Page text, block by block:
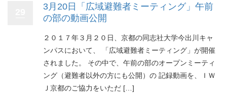
3月20日「広域避難者ミーティング」午前
の部の動画公開
２０１７年３月２０日、京都の同志社大学今出川キャ
ンパスにおいて、 「広域避難者ミーティング」が開催
されました。 その中で、午前の部のオープンミーティ
ング（避難者以外の方にも公開）の 記録動画を、ＩＷ
Ｊ京都のご協力をいただ […]